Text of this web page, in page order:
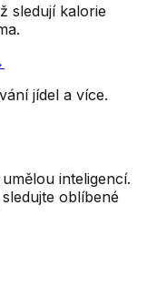
sledují kalorie
jídel a více.
inteligencí.
oblíbené